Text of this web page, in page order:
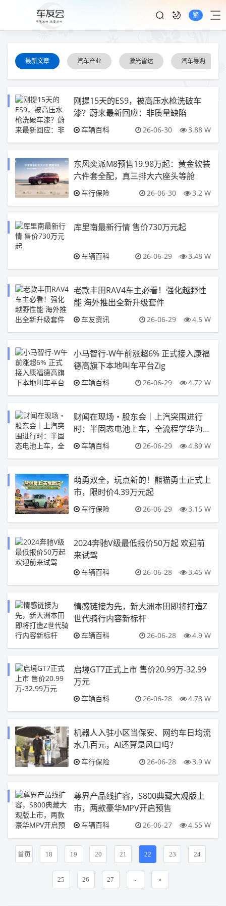
繁
最新文章 汽车产业 激光雷达 汽车导购
刚提15天的ES9，被高压水枪洗破车
漆？蔚来最新回应：非质量缺陷
车辆百科 26-06-30 3.88 W
东风奕派M8预售19.98万起：黄金软装
六件套全配，真三排大六座头等舱
车行保险 26-06-30 3.2 W
库里南最新行情 售价730万元起
车辆百科 26-06-29 3.48 W
老款丰田RAV4车主必看！强化越野性
能 海外推出全新升级套件
车友资讯 26-06-29 4.5 W
小马智行-W午前涨超6% 正式接入康福
德高旗下本地叫车平台Zig
车辆百科 26-06-29 4.72 W
财闻在现场・股东会｜上汽突围进行
时：半固态电池上车，全流程学华为，
回购稳股价
车辆百科 26-06-29 4.89 W
萌勇双全，玩点新的！熊猫勇士正式上
市，限时价4.39万元起
车行保险 26-06-29 3.15 W
2024奔驰V级最低报价50万起 欢迎前
来试驾
车辆百科 26-06-28 3.45 W
情感链接为先，新大洲本田即将打造Z
世代骑行内容新标杆
车辆百科 26-06-28 4.9 W
启境GT7正式上市 售价20.99万-32.99
万元
车辆百科 26-06-28 4.78 W
机器人入驻小区当保安、网约车日均流
水几百元，AI还算是风口吗？
车行保险 26-06-28 3.9 W
尊界产品线扩容，S800典藏大观版上
市，两款豪华MPV开启预售
车辆百科 26-06-27 4.55 W
首页 18 19 20 21 22 23 24
25 26 27 ... »